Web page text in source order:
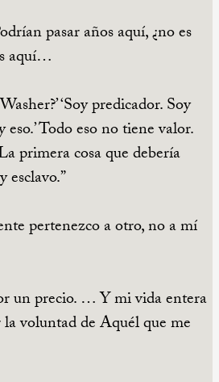
pasar años aquí, ¿no es
aquí…
‘Soy predicador. Soy
Todo eso no tiene valor.
primera cosa que debería
esclavo.”
pertenezco a otro, no a mí
un precio. … Y mi vida entera
voluntad de Aquél que me